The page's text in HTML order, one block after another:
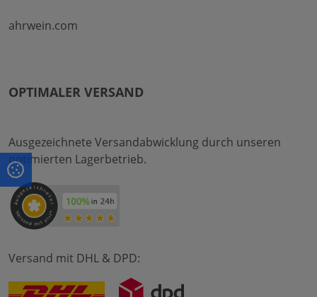
ahrwein.com
OPTIMALER VERSAND
Ausgezeichnete Versandabwicklung durch unseren
optimierten Lagerbetrieb.
Versand mit DHL & DPD: